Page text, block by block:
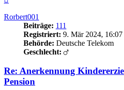
Rorbert001
Beiträge: 111
Registriert: 9. Mär 2024, 16:07
Behörde: Deutsche Telekom
Geschlecht:
Re: Anerkennung
Pension